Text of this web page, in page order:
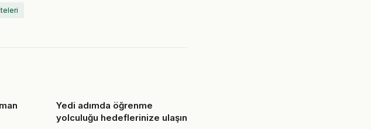
Yedi adımda öğrenme
yolculuğu hedeflerinize ulaşın